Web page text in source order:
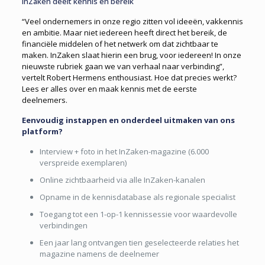
“Veel ondernemers in onze regio zitten vol ideeën, vakkennis
en ambitie. Maar niet iedereen heeft direct het bereik, de
financiële middelen of het netwerk om dat zichtbaar te
maken. InZaken slaat hierin een brug, voor iedereen! In onze
nieuwste rubriek gaan we van verhaal naar verbinding”,
vertelt Robert Hermens enthousiast. Hoe dat precies werkt?
Lees er alles over en maak kennis met de eerste
deelnemers.
Eenvoudig instappen en onderdeel uitmaken van ons
platform?
Interview + foto in het InZaken-magazine (6.000
verspreide exemplaren)
Online zichtbaarheid via alle InZaken-kanalen
Opname in de kennisdatabase als regionale specialist
Toegang tot een 1-op-1 kennissessie voor waardevolle
verbindingen
Een jaar lang ontvangen tien geselecteerde relaties het
magazine namens de deelnemer